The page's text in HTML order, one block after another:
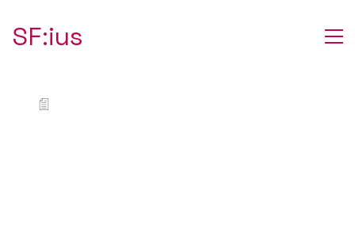
SF:ius